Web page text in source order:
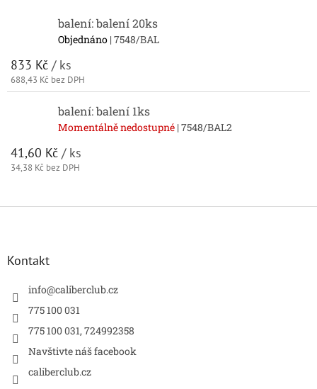
balení: balení 20ks
Objednáno | 7548/BAL
833 Kč / ks
688,43 Kč bez DPH
balení: balení 1ks
Momentálně nedostupné | 7548/BAL2
41,60 Kč / ks
34,38 Kč bez DPH
Kontakt
info@caliberclub.cz
775 100 031
775 100 031, 724992358
Navštivte náš facebook
caliberclub.cz